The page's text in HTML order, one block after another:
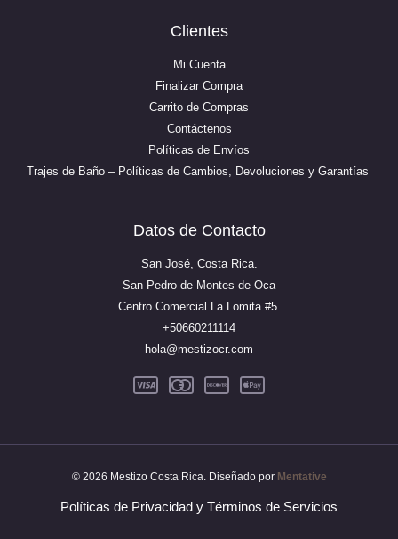
Clientes
Mi Cuenta
Finalizar Compra
Carrito de Compras
Contáctenos
Políticas de Envíos
Trajes de Baño – Políticas de Cambios, Devoluciones y Garantías
Datos de Contacto
San José, Costa Rica.
San Pedro de Montes de Oca
Centro Comercial La Lomita #5.
+50660211114
hola@mestizocr.com
© 2026 Mestizo Costa Rica. Diseñado por Mentative
Políticas de Privacidad y Términos de Servicios